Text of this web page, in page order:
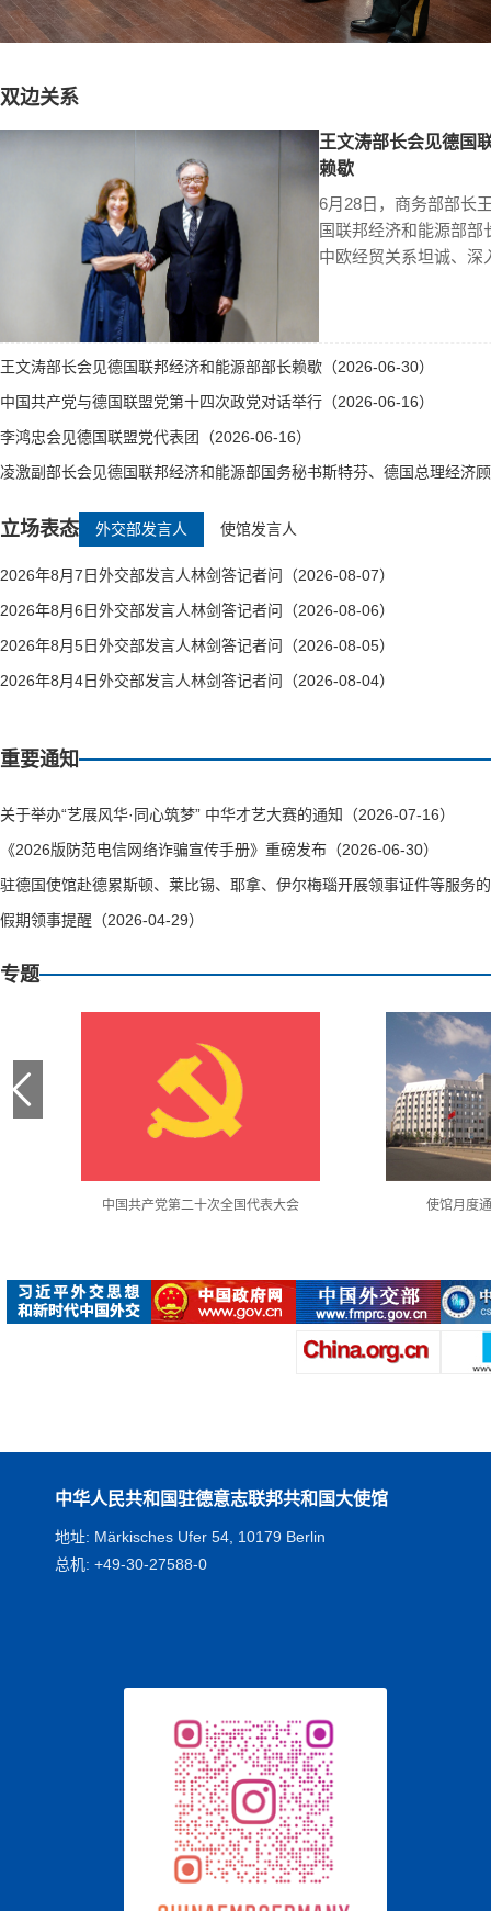
双边关系
王文涛部长会见德国
赖歇
6月28日，商务部部长
国联邦经济和能源部
中欧经贸关系坦诚、深
王文涛部长会见德国联邦经济和能源部部长赖歇（2026-06-30）
中国共产党与德国联盟党第十四次政党对话举行（2026-06-16）
李鸿忠会见德国联盟党代表团（2026-06-16）
凌激副部长会见德国联邦经济和能源部国务秘书斯特芬、德国总理经济
立场表态 外交部发言人 使馆发言人
2026年8月7日外交部发言人林剑答记者问（2026-08-07）
2026年8月6日外交部发言人林剑答记者问（2026-08-06）
2026年8月5日外交部发言人林剑答记者问（2026-08-05）
2026年8月4日外交部发言人林剑答记者问（2026-08-04）
重要通知
关于举办“艺展风华·同心筑梦” 中华才艺大赛的通知（2026-07-16）
《2026版防范电信网络诈骗宣传手册》重磅发布（2026-06-30）
驻德国使馆赴德累斯顿、莱比锡、耶拿、伊尔梅瑙开展领事证件等服务
假期领事提醒（2026-04-29）
专题
中国共产党第二十次全国代表大会 使馆月度
中华人民共和国驻德意志联邦共和国大使馆
地址: Märkisches Ufer 54, 10179 Berlin
总机: +49-30-27588-0